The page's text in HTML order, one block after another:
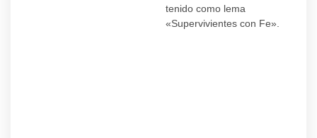
tenido como lema
«Supervivientes con Fe».